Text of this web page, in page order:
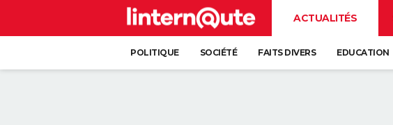
ACTUALITÉS
POLITIQUE SOCIÉTÉ FAITS DIVERS EDUCATION